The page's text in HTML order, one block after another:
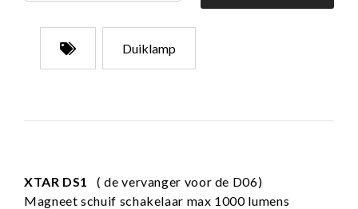
Duiklamp
XTAR DS1
( de vervanger voor de D06)
Magneet schuif schakelaar max 1000 lumens